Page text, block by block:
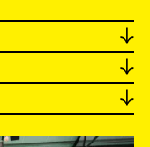
↓
↓
↓